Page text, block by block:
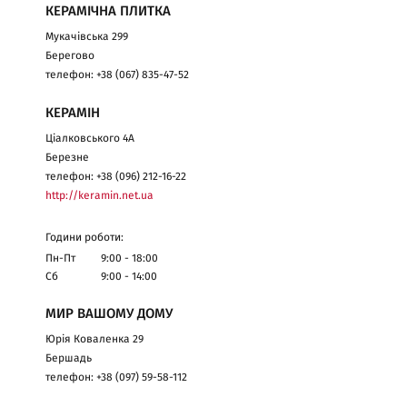
КЕРАМІЧНА ПЛИТКА
Мукачівська 299
Берегово
телефон: +38 (067) 835-47-52
КЕРАМІН
Ціалковського 4А
Березне
телефон: +38 (096) 212-16-22
http://keramin.net.ua
Години роботи:
Пн-Пт
9:00 - 18:00
Сб
9:00 - 14:00
МИР ВАШОМУ ДОМУ
Юрія Коваленка 29
Бершадь
телефон: +38 (097) 59-58-112